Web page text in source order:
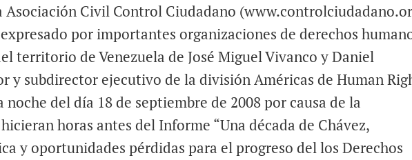
Asociación Civil Control Ciudadano
por importantes organizaciones de derechos
territorio de Venezuela de José Miguel Vivanco y Daniel
y subdirector ejecutivo de la división Américas de Human
del día 18 de septiembre de 2008 por causa de la
horas antes del Informe “Una década de Chávez,
y oportunidades pérdidas para el progreso del los Derechos